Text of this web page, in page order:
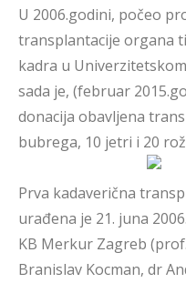
U 2006.godini, počeo
transplantacije organa
kadra u
sada je, (februar
donacija obavljena
bubrega, 10 jetri i 20
Prva kadaverična
urađena je 21. juna
KB Merkur Zagreb
Branislav Kocman, dr